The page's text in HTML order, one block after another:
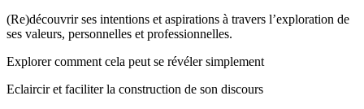
(Re)découvrir ses intentions et aspirations à travers l’exploration de
ses valeurs, personnelles et professionnelles.
Explorer comment cela peut se révéler simplement
Eclaircir et faciliter la construction de son discours